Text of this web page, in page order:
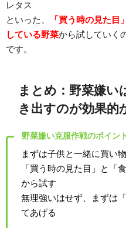
レタス
といった、
「買う時の見た
している野菜から試していく
です。
まとめ：野菜嫌い
き出すのが効果的
野菜嫌い克服作戦のポイント
まずは子供と一緒に買い
「買う時の見た目」と「
から試す
無理強いはせず、まずは
てあげる